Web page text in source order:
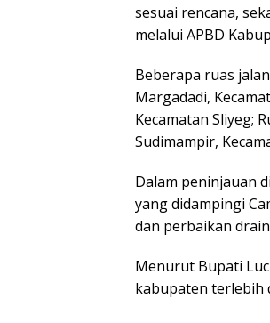
sesuai rencana,
melalui APBD
Beberapa ruas
Margadadi,
Kecamatan Sliyeg;
Sudimampir,
Dalam peninjauan
yang didampingi
dan perbaikan
Menurut Bupati
kabupaten terlebih